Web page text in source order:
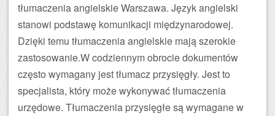
tłumaczenia angielskie Warszawa. Język angielski
stanowi podstawę komunikacji międzynarodowej.
Dzięki temu tłumaczenia angielskie mają szerokie
zastosowanie.W codziennym obrocie dokumentów
często wymagany jest tłumacz przysięgły. Jest to
specjalista, który może wykonywać tłumaczenia
urzędowe. Tłumaczenia przysięgłe są wymagane w